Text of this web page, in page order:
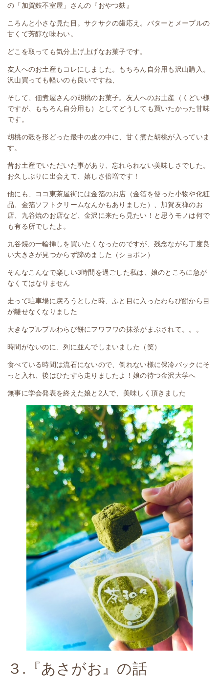
の「加賀麩不室屋」さんの『おやつ麩』
ころんと小さな見た目。サクサクの歯応え。バターとメープルの
甘くて芳醇な味わい。
どこを取っても気分上げ上げなお菓子です。
友人へのお土産もコレにしました。もちろん自分用も沢山購入。
沢山買っても軽いのも良いですね、
そして、佃煮屋さんの胡桃のお菓子。 友人へのお土産（くどい様
ですが、もちろん自分用も）としてどうしても買いたかった甘味
です。
胡桃の殻を形どった最中の皮の中に、甘く煮た胡桃が入っていま
す。
昔お土産でいただいた事があり、忘れられない美味しさでした。
お久しぶりに出会えて、嬉しさ倍増です！
他にも、ココ東茶屋街には金箔のお店（金箔を使った小物や化粧
品、金箔ソフトクリームなんかもありました）、加賀友禅のお
店、九谷焼のお店など、金沢に来たら見たい！と思うモノは何で
も有る所でしたよ。
九谷焼の一輪挿しを買いたくなったのですが、残念ながら丁度良
い大きさが見つからず諦めました（ショボン）
そんなこんなで楽しい3時間を過ごした私は、娘のところに急が
なくてはなりません
走って駐車場に戻ろうとした時、ふと目に入ったわらび餅から目
が離せなくなりました
大きなプルプルわらび餅にフワフワの抹茶がまぶされて。。。
時間がないのに、列に並んでしまいました（笑）
食べている時間は流石にないので、倒れない様に保冷バックにそ
っと入れ、後はひたすら走りましたよ！娘の待つ金沢大学へ
無事に学会発表を終えた娘と2人で、美味しく頂きました
３.『あさがお』の話